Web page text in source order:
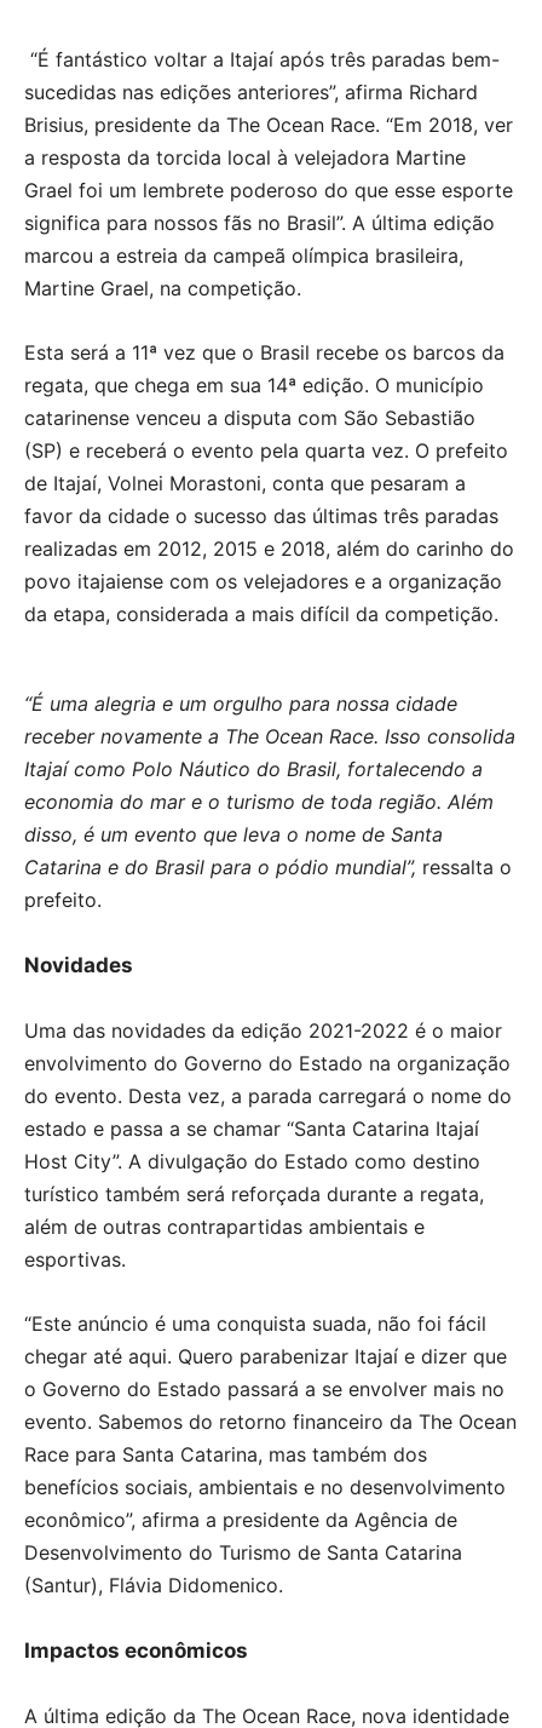
“É fantástico voltar a Itajaí após três paradas bem-
sucedidas nas edições anteriores”, afirma Richard
Brisius, presidente da The Ocean Race. “Em 2018, ver
a resposta da torcida local à velejadora Martine
Grael foi um lembrete poderoso do que esse esporte
significa para nossos fãs no Brasil”. A última edição
marcou a estreia da campeã olímpica brasileira,
Martine Grael, na competição.
Esta será a 11ª vez que o Brasil recebe os barcos da
regata, que chega em sua 14ª edição. O município
catarinense venceu a disputa com São Sebastião
(SP) e receberá o evento pela quarta vez. O prefeito
de Itajaí, Volnei Morastoni, conta que pesaram a
favor da cidade o sucesso das últimas três paradas
realizadas em 2012, 2015 e 2018, além do carinho do
povo itajaiense com os velejadores e a organização
da etapa, considerada a mais difícil da competição.
“É uma alegria e um orgulho para nossa cidade
receber novamente a The Ocean Race. Isso consolida
Itajaí como Polo Náutico do Brasil, fortalecendo a
economia do mar e o turismo de toda região. Além
disso, é um evento que leva o nome de Santa
Catarina e do Brasil para o pódio mundial”, ressalta o
prefeito.
Novidades
Uma das novidades da edição 2021-2022 é o maior
envolvimento do Governo do Estado na organização
do evento. Desta vez, a parada carregará o nome do
estado e passa a se chamar “Santa Catarina Itajaí
Host City”. A divulgação do Estado como destino
turístico também será reforçada durante a regata,
além de outras contrapartidas ambientais e
esportivas.
“Este anúncio é uma conquista suada, não foi fácil
chegar até aqui. Quero parabenizar Itajaí e dizer que
o Governo do Estado passará a se envolver mais no
evento. Sabemos do retorno financeiro da The Ocean
Race para Santa Catarina, mas também dos
benefícios sociais, ambientais e no desenvolvimento
econômico”, afirma a presidente da Agência de
Desenvolvimento do Turismo de Santa Catarina
(Santur), Flávia Didomenico.
Impactos econômicos
A última edição da The Ocean Race, nova identidade